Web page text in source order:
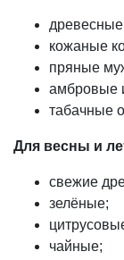
кожаные
пряные
амбровые
табачные
Для весны и
свежие
зелёные;
чайные;